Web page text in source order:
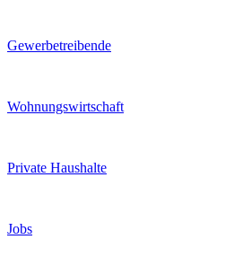
Gewerbetreibende
Wohnungswirtschaft
Private Haushalte
Jobs